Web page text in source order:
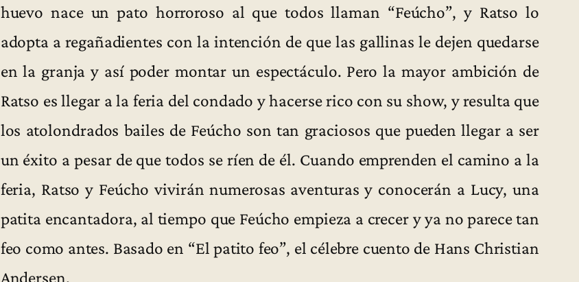
huevo nace un pato horroroso al que todos llaman “Feúcho”, y Ratso lo
adopta a regañadientes con la intención de que las gallinas le dejen quedarse
en la granja y así poder montar un espectáculo. Pero la mayor ambición de
Ratso es llegar a la feria del condado y hacerse rico con su show, y resulta que
los atolondrados bailes de Feúcho son tan graciosos que pueden llegar a ser
un éxito a pesar de que todos se ríen de él. Cuando emprenden el camino a la
feria, Ratso y Feúcho vivirán numerosas aventuras y conocerán a Lucy, una
patita encantadora, al tiempo que Feúcho empieza a crecer y ya no parece tan
feo como antes. Basado en “El patito feo”, el célebre cuento de Hans Christian
Andersen.